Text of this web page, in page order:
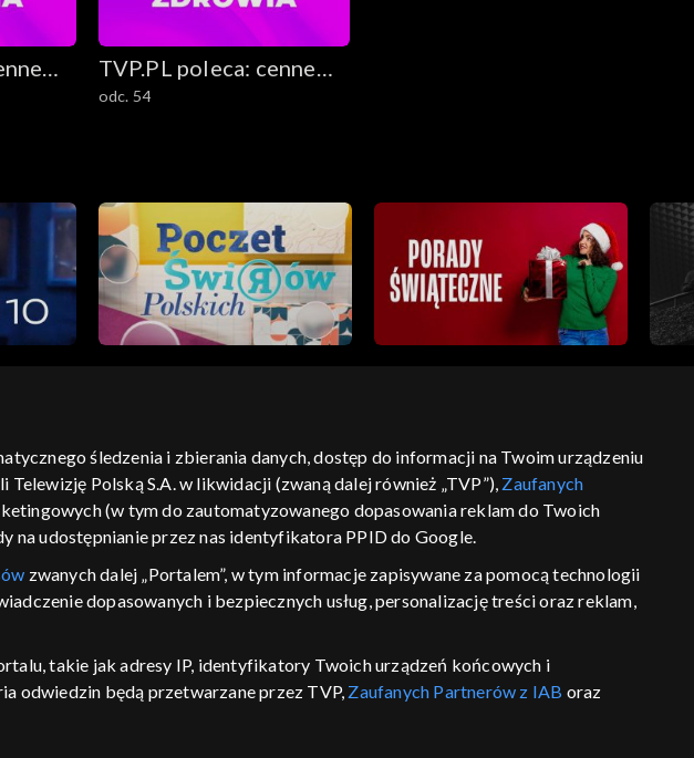
TVP.PL poleca: cenne
rady i ciekawostki
odc. 54
voucher dostępność informacje o dostawcy usług
śledzenia i zbierania danych, dostęp do informacji na Twoim urządzeniu
Polską S.A. w likwidacji (zwaną dalej również „TVP”), Zaufanych
(w tym do zautomatyzowanego dopasowania reklam do Twoich
na udostępnianie przez nas identyfikatora PPID do Google.
zwanych dalej „Portalem”, w tym informacje zapisywane za pomocą technologii
dopasowanych i bezpiecznych usług, personalizację treści oraz reklam,
takie jak adresy IP, identyfikatory Twoich urządzeń końcowych i
odwiedzin będą przetwarzane przez TVP, Zaufanych Partnerów z IAB oraz
spersonalizowanych treści, wyboru spersonalizowanych treści, pomiaru